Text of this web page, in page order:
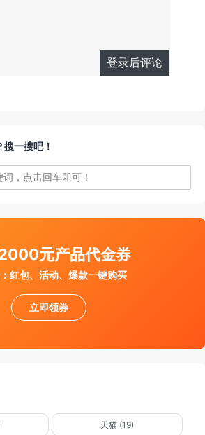
登录后评论
一搜吧！
元产品代金券
红包、活动、爆款一键购买
立即领券
天猫 (19)